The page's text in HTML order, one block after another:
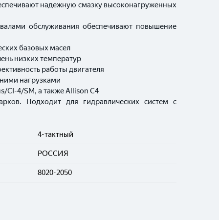
надежную смазку высоконагруженных
обслуживания обеспечивают повышение
базовых масел
низких температур
работы двигателя
нагрузками
CI-4/SM, а также Allison C4
Подходит для гидравлических систем с
4-тактный
РОССИЯ
8020-2050